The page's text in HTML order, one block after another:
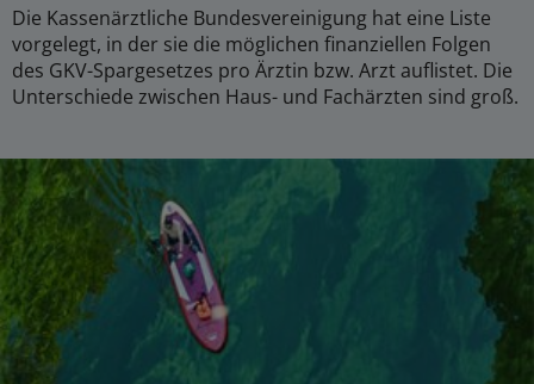
Die Kassenärztliche Bundesvereinigung hat eine Liste
vorgelegt, in der sie die möglichen finanziellen Folgen
des GKV-Spargesetzes pro Ärztin bzw. Arzt auflistet. Die
Unterschiede zwischen Haus- und Fachärzten sind groß.